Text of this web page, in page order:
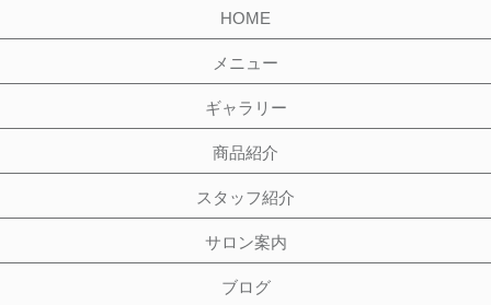
HOME
メニュー
ギャラリー
商品紹介
スタッフ紹介
サロン案内
ブログ